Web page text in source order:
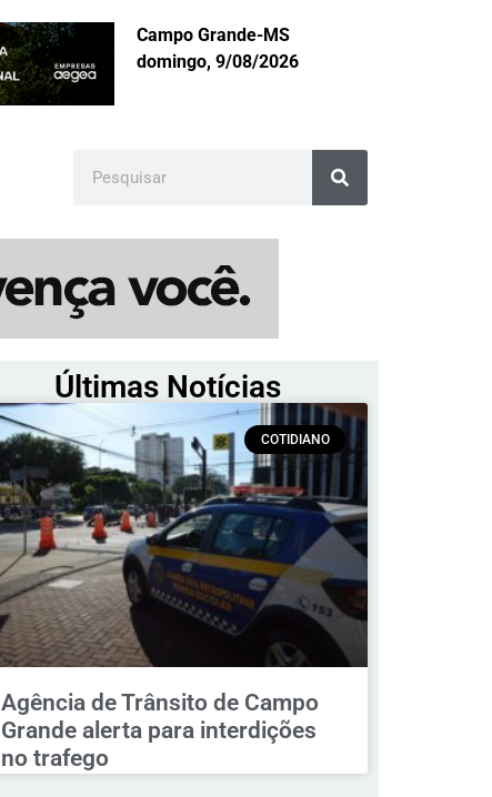
Campo Grande-MS
domingo, 9/08/2026
Últimas Notícias
COTIDIANO
Agência de Trânsito de Campo
Grande alerta para interdições
no trafego